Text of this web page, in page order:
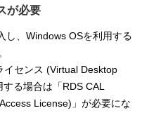
が必要
し、Windows OSを利用する
イセンス (Virtual Desktop
る場合は「RDS CAL
License)」が必要にな